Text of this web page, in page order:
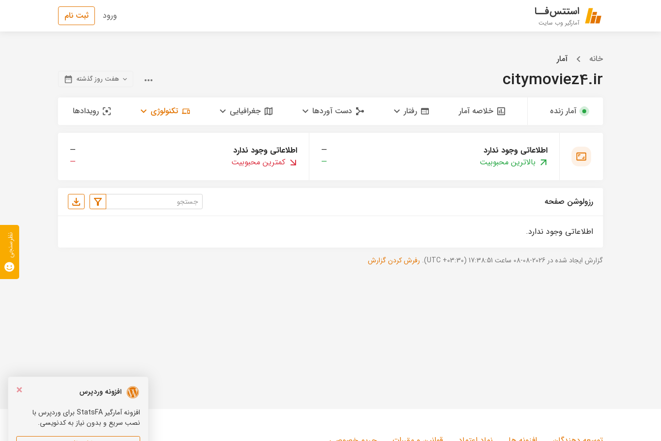
استتس‌فــا
آمارگیر وب سایت
ورود ثبت نام
خانه آمار
citymoviez4.ir هفت روز گذشته
آمار زنده خلاصه آمار رفتار دست آوردها جغرافیایی تکنولوژی رویدادها
اطلاعاتی وجود ندارد
—
بالاترین محبوبیت
—
اطلاعاتی وجود ندارد
—
کمترین محبوبیت
—
رزولوشن صفحه
اطلاعاتی وجود ندارد.
گزارش ایجاد شده در 2026-08-08 ساعت 17:38:51 (UTC +03:30). رفرش کردن گزارش
×
افزونه وردپرس
افزونه آمارگیر StatsFA برای وردپرس با
نصب سریع و بدون نیاز به کدنویسی.
نظرسنجی